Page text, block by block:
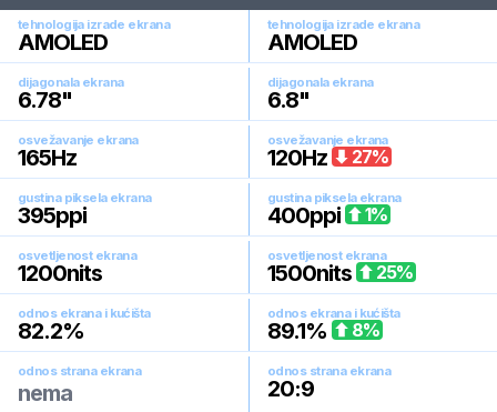
tehnologija izrade ekrana
AMOLED
tehnologija izrade ekrana
AMOLED
dijagonala ekrana
6.78"
dijagonala ekrana
6.8"
osvežavanje ekrana
165Hz
osvežavanje ekrana
120Hz 27%
gustina piksela ekrana
395ppi
gustina piksela ekrana
400ppi 1%
osvetljenost ekrana
1200nits
osvetljenost ekrana
1500nits 25%
odnos ekrana i kućišta
82.2%
odnos ekrana i kućišta
89.1% 8%
odnos strana ekrana
nema
odnos strana ekrana
20:9